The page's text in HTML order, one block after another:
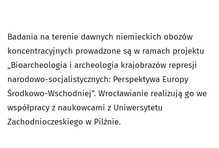
Badania na terenie dawnych niemieckich obozów
koncentracyjnych prowadzone są w ramach projektu
„Bioarcheologia i archeologia krajobrazów represji
narodowo-socjalistycznych: Perspektywa Europy
Środkowo-Wschodniej”. Wrocławianie realizują go we
współpracy z naukowcami z Uniwersytetu
Zachodnioczeskiego w Pilźnie.